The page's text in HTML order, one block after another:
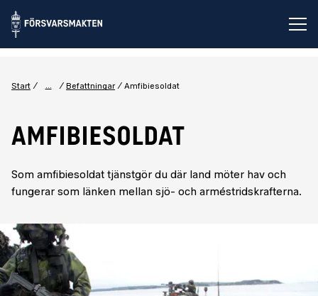
Start ... Befattningar Amfibiesoldat
AMFIBIESOLDAT
Som amfibiesoldat tjänstgör du där land möter hav och
fungerar som länken mellan sjö- och arméstridskrafterna.